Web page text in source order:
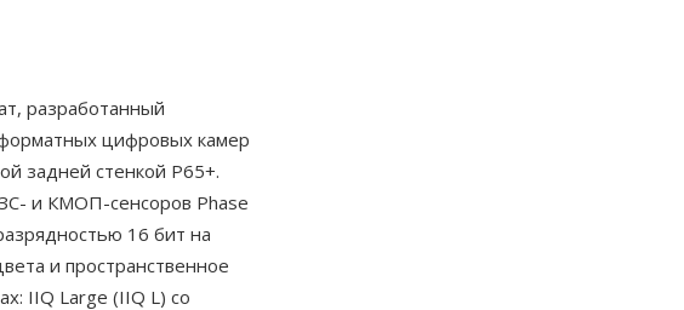
разработанный
цифровых камер
задней стенкой P65+.
и КМОП-сенсоров Phase
16 бит на
и пространственное
IIQ Large (IIQ L) со